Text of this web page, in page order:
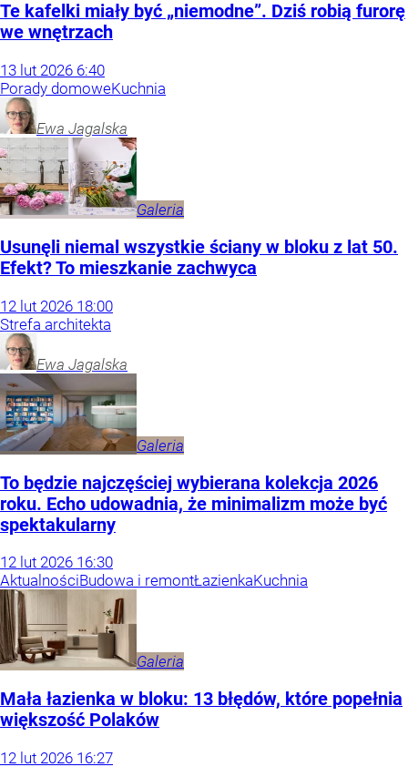
Te kafelki miały być „niemodne”. Dziś robią furorę
we wnętrzach
13 lut 2026 6:40
Porady domoweKuchnia
Ewa Jagalska
Galeria
Usunęli niemal wszystkie ściany w bloku z lat 50.
Efekt? To mieszkanie zachwyca
12 lut 2026 18:00
Strefa architekta
Ewa Jagalska
Galeria
To będzie najczęściej wybierana kolekcja 2026
roku. Echo udowadnia, że minimalizm może być
spektakularny
12 lut 2026 16:30
AktualnościBudowa i remontŁazienkaKuchnia
Galeria
Mała łazienka w bloku: 13 błędów, które popełnia
większość Polaków
12 lut 2026 16:27